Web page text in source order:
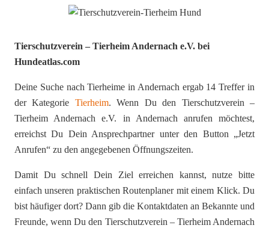
Tierschutzverein – Tierheim Andernach e.V. bei
Hundeatlas.com
Deine Suche nach Tierheime in Andernach ergab 14 Treffer in
der Kategorie Tierheim. Wenn Du den Tierschutzverein –
Tierheim Andernach e.V. in Andernach anrufen möchtest,
erreichst Du Dein Ansprechpartner unter den Button „Jetzt
Anrufen“ zu den angegebenen Öffnungszeiten.
Damit Du schnell Dein Ziel erreichen kannst, nutze bitte
einfach unseren praktischen Routenplaner mit einem Klick. Du
bist häufiger dort? Dann gib die Kontaktdaten an Bekannte und
Freunde, wenn Du den Tierschutzverein – Tierheim Andernach